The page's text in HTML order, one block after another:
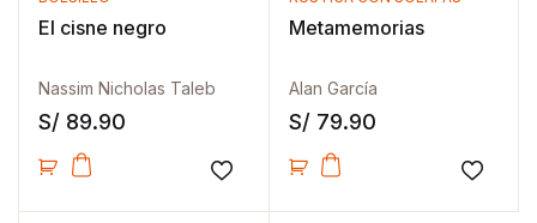
El cisne negro
Nassim Nicholas Taleb
S/ 89.90
Añadir a la lista de deseos
Metamemorias
Alan García
S/79.90